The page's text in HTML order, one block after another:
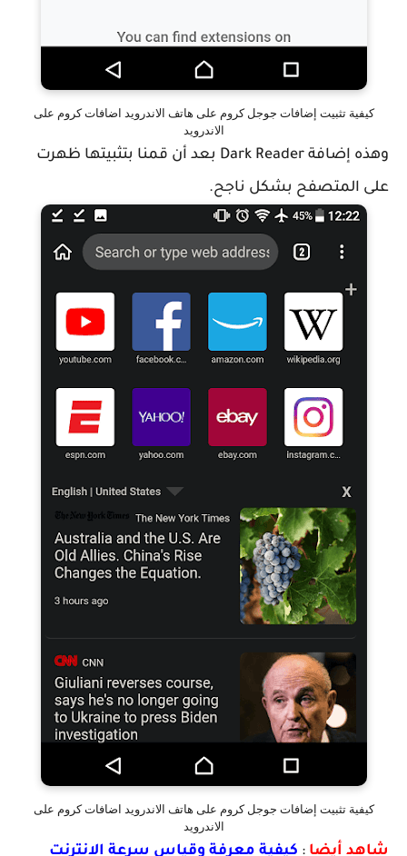
كيفية تثبيت إضافات جوجل كروم على هاتف الاندرويد اضافات كروم على
الاندرويد
وهذه إضافة Dark Reader بعد أن قمنا بتثبيتها ظهرت
على المتصفح بشكل ناجح.
كيفية تثبيت إضافات جوجل كروم على هاتف الاندرويد اضافات كروم على
الاندرويد
شاهد أيضا : كيفية معرفة وقياس سرعة الانترنت